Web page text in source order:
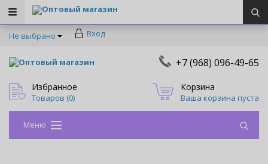
Оптовый магазин
Не выбрано Вход
Оптовый магазин +7 (968) 096-49-65
Избранное
Товаров (0)
Корзина
Ваша корзина пуста
Меню